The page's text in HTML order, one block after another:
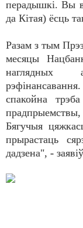
перадышкі. Вы
да Кітая) ёсць
Разам з тым
месяцы
наглядных
спакойна
прадпрыемствы,
Бягучыя
прырастаць
дадзена", -